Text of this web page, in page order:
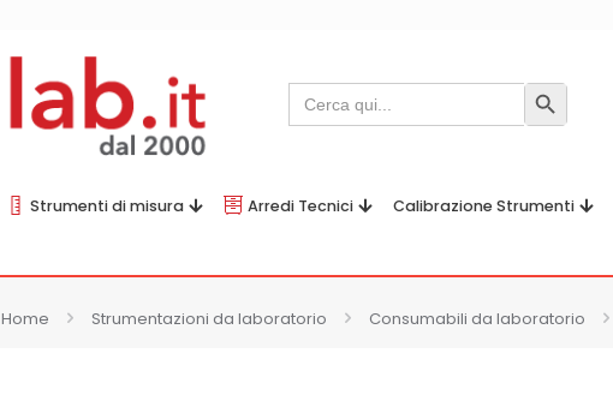
Search
for: Search Button
Strumenti di misura Arredi Tecnici Calibrazione Strumenti
Home Strumentazioni da laboratorio Consumabili da laboratorio